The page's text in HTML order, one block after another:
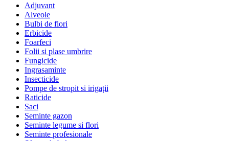
Adjuvant
Alveole
Bulbi de flori
Erbicide
Foarfeci
Folii si plase umbrire
Fungicide
Ingrasaminte
Insecticide
Pompe de stropit si irigații
Raticide
Saci
Seminte gazon
Seminte legume si flori
Seminte profesionale